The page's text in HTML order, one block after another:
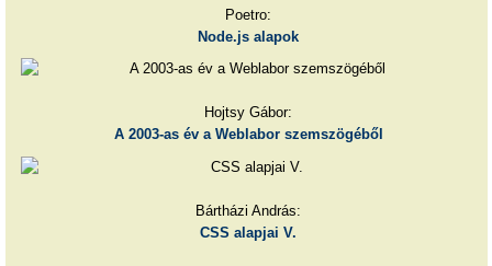
Poetro:
Node.js alapok
Hojtsy Gábor:
A 2003-as év a Weblabor szemszögéből
Bártházi András:
CSS alapjai V.